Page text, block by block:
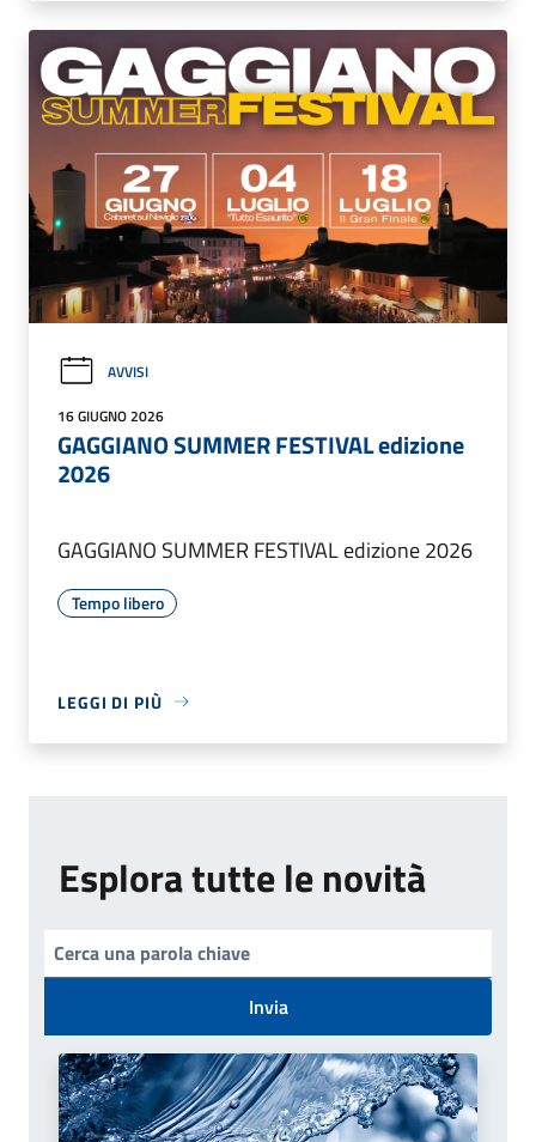
AVVISI
16 GIUGNO 2026
GAGGIANO SUMMER FESTIVAL edizione
2026
GAGGIANO SUMMER FESTIVAL edizione 2026
Tempo libero
LEGGI DI PIÙ
Esplora tutte le novità
Invia